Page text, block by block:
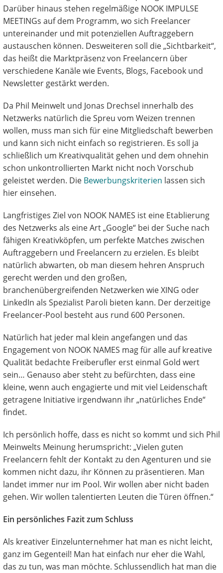
Darüber hinaus stehen regelmäßige NOOK IMPULSE
MEETINGs auf dem Programm, wo sich Freelancer
untereinander und mit potenziellen Auftraggebern
austauschen können. Desweiteren soll die „Sichtbarkeit“,
das heißt die Marktpräsenz von Freelancern über
verschiedene Kanäle wie Events, Blogs, Facebook und
Newsletter gestärkt werden.
Da Phil Meinwelt und Jonas Drechsel innerhalb des
Netzwerks natürlich die Spreu vom Weizen trennen
wollen, muss man sich für eine Mitgliedschaft bewerben
und kann sich nicht einfach so registrieren. Es soll ja
schließlich um Kreativqualität gehen und dem ohnehin
schon unkontrollierten Markt nicht noch Vorschub
geleistet werden. Die Bewerbungskriterien lassen sich
hier einsehen.
Langfristiges Ziel von NOOK NAMES ist eine Etablierung
des Netzwerks als eine Art „Google“ bei der Suche nach
fähigen Kreativköpfen, um perfekte Matches zwischen
Auftraggebern und Freelancern zu erzielen. Es bleibt
natürlich abwarten, ob man diesem hehren Anspruch
gerecht werden und den großen,
branchenübergreifenden Netzwerken wie XING oder
LinkedIn als Spezialist Paroli bieten kann. Der derzeitige
Freelancer-Pool besteht aus rund 600 Personen.
Natürlich hat jeder mal klein angefangen und das
Engagement von NOOK NAMES mag für alle auf kreative
Qualität bedachte Freiberufler erst einmal Gold wert
sein… Genauso aber steht zu befürchten, dass eine
kleine, wenn auch engagierte und mit viel Leidenschaft
getragene Initiative irgendwann ihr „natürliches Ende“
findet.
Ich persönlich hoffe, dass es nicht so kommt und sich Phil
Meinwelts Meinung herumspricht: „Vielen guten
Freelancern fehlt der Kontakt zu den Agenturen und sie
kommen nicht dazu, ihr Können zu präsentieren. Man
landet immer nur im Pool. Wir wollen aber nicht baden
gehen. Wir wollen talentierten Leuten die Türen öffnen.“
Ein persönliches Fazit zum Schluss
Als kreativer Einzelunternehmer hat man es nicht leicht,
ganz im Gegenteil! Man hat einfach nur eher die Wahl,
das zu tun, was man möchte. Schlussendlich hat man die